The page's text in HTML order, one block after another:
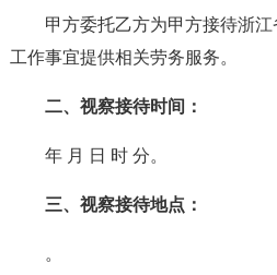
甲方委托乙方为甲方接待浙
工作事宜提供相关劳务服务。
二、视察接待时间：
年 月 日 时 分。
三、视察接待地点：
。